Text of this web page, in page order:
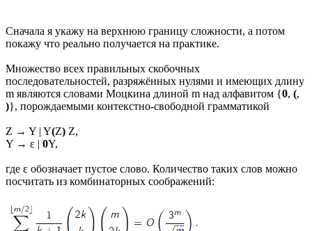
Сначала я укажу на верхнюю границу сложности, а потом
покажу что реально получается на практике.
Множество всех правильных скобочных
последовательностей, разряжённых нулями и имеющих длину
m являются словами Моцкина длиной m над алфавитом {0, (,
)}, порождаемыми контекстно-свободной грамматикой
Z → Y | Y(Z) Z,
Y → ε | 0Y,
где ε обозначает пустое слово. Количество таких слов можно
посчитать из комбинаторных соображений: